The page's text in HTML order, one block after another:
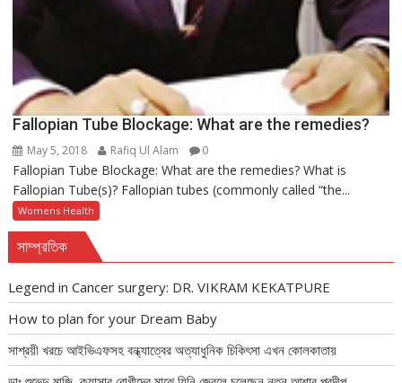
Fallopian Tube Blockage: What are the remedies?
May 5, 2018 Rafiq Ul Alam 0
Fallopian Tube Blockage: What are the remedies? What is
Fallopian Tube(s)? Fallopian tubes (commonly called “the...
Womens Health
সাম্প্রতিক
Legend in Cancer surgery: DR. VIKRAM KEKATPURE
How to plan for your Dream Baby
সাশ্রয়ী খরচে আইভিএফসহ বন্ধ্যাত্বের অত্যাধুনিক চিকিৎসা এখন কোলকাতায়